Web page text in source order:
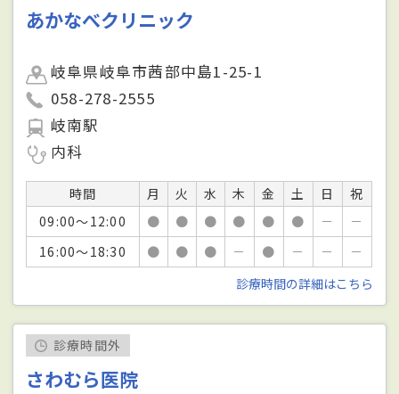
あかなべクリニック
岐阜県岐阜市茜部中島1-25-1
058-278-2555
岐南駅
内科
時間 月 火 水 木 金 土 日
祝
09:00～12:00
● ● ● ● ● ● －
－
16:00～18:30
● ● ● － ● － －
－
診療時間の詳細はこちら
診療時間外
さわむら医院